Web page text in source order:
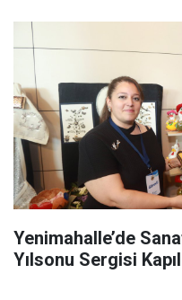
Yenimahalle’de
Yılsonu Sergisi